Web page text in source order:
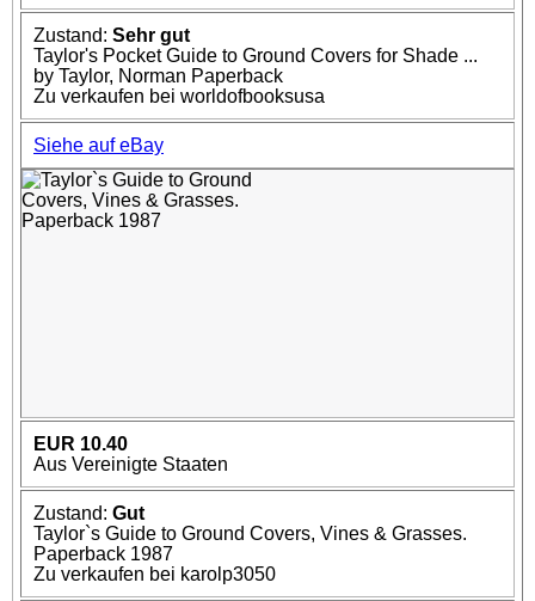
Zustand: Sehr gut
Taylor's Pocket Guide to Ground Covers for Shade ...
by Taylor, Norman Paperback
Zu verkaufen bei worldofbooksusa
Siehe auf eBay
EUR 10.40
Aus Vereinigte Staaten
Zustand: Gut
Taylor`s Guide to Ground Covers, Vines & Grasses.
Paperback 1987
Zu verkaufen bei karolp3050